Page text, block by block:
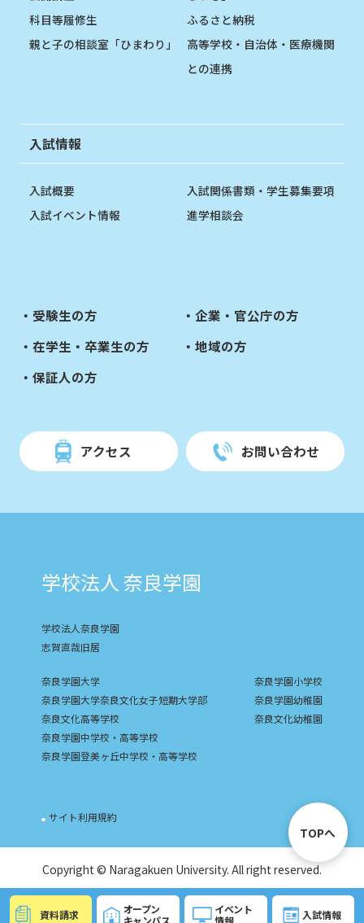
科目等履修生
親と子の相談室「ひまわり」
ふるさと納税
高等学校・自治体・医療機関
との連携
入試情報
入試概要
入試イベント情報
入試関係書類・学生募集要項
進学相談会
受験生の方
在学生・卒業生の方
保証人の方
企業・官公庁の方
地域の方
アクセス お問い合わせ
学校法人 奈良学園
学校法人奈良学園
志賀直哉旧居
奈良学園大学
奈良学園大学奈良文化女子短期大学部
奈良文化高等学校
奈良学園中学校・高等学校
奈良学園登美ヶ丘中学校・高等学校
奈良学園小学校
奈良学園幼稚園
奈良文化幼稚園
サイト利用規約
Copyright © Naragakuen University. All right reserved.
TOPへ
資料請求
オープン
キャンパス
イベント
情報
入試情報